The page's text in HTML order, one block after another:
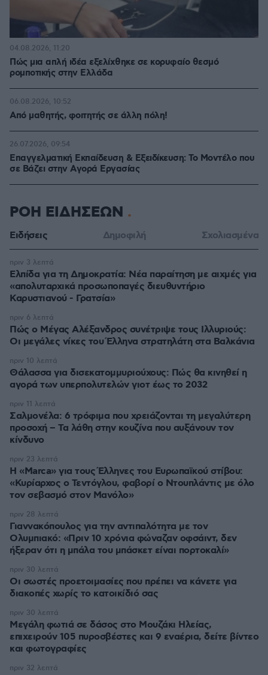
Πώς μια απλή ιδέα εξελίχθηκε σε κορυφαίο θεσμό
ρομποτικής στην Ελλάδα
04.08.2026, 11:20
Από μαθητής, φοιτητής σε άλλη πόλη!
06.08.2026, 10:52
Επαγγελματική Εκπαίδευση & Εξειδίκευση: Το Mοντέλο που
σε Bάζει στην Aγορά Eργασίας
26.07.2026, 09:54
ΡΟΗ ΕΙΔΗΣΕΩΝ
Ειδήσεις Δημοφιλή Σχολιασμένα
Ελπίδα για τη Δημοκρατία: Νέα παραίτηση με αιχμές για
«απολυταρχικά προσωποπαγές διευθυντήριο
Καρυστιανού - Γρατσία»
πριν 3 λεπτά
Πώς ο Μέγας Αλέξανδρος συνέτριψε τους Ιλλυριούς:
Οι μεγάλες νίκες του Έλληνα στρατηλάτη στα Βαλκάνια
πριν 6 λεπτά
Θάλασσα για δισεκατομμυριούχους: Πώς θα κινηθεί η
αγορά των υπερπολυτελών γιοτ έως το 2032
πριν 10 λεπτά
Σαλμονέλα: 6 τρόφιμα που χρειάζονται τη μεγαλύτερη
προσοχή – Τα λάθη στην κουζίνα που αυξάνουν τον
κίνδυνο
πριν 11 λεπτά
Η «Marca» για τους Έλληνες του Ευρωπαϊκού στίβου:
«Κυρίαρχος ο Τεντόγλου, φαβορί ο Ντουπλάντις με όλο
τον σεβασμό στον Μανόλο»
πριν 23 λεπτά
Γιαννακόπουλος για την αντιπαλότητα με τον
Ολυμπιακό: «Πριν 10 χρόνια φώναζαν οφσάιντ, δεν
ήξεραν ότι η μπάλα του μπάσκετ είναι πορτοκαλί»
πριν 28 λεπτά
Οι σωστές προετοιμασίες που πρέπει να κάνετε για
διακοπές χωρίς το κατοικίδιό σας
πριν 30 λεπτά
Μεγάλη φωτιά σε δάσος στο Μουζάκι Ηλείας,
επιχειρούν 105 πυροσβέστες και 9 εναέρια, δείτε βίντεο
και φωτογραφίες
πριν 30 λεπτά
πριν 32 λεπτά